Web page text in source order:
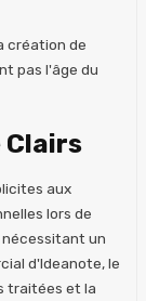
création de
pas l'âge du
Clairs
aux
lors de
un
d'Ideanote, le
traitées et la